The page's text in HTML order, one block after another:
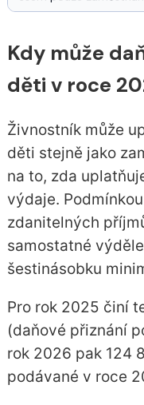
Kdy může
děti v roce
Živnostník může
děti stejně jako
na to, zda
výdaje.
zdanitelných
samostatné
šestinásobku
Pro rok 2025 činí
(daňové přiznání
rok 2026 pak 124
podávané v roce